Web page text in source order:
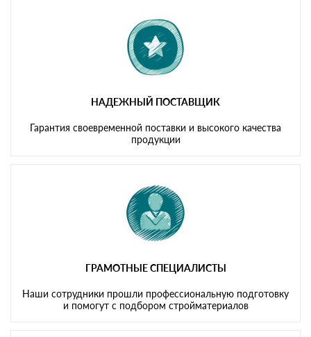
НАДЕЖНЫЙ ПОСТАВЩИК
Гарантия своевременной поставки и высокого качества
продукции
ГРАМОТНЫЕ СПЕЦИАЛИСТЫ
Наши сотрудники прошли профессиональную подготовку
и помогут с подбором стройматериалов